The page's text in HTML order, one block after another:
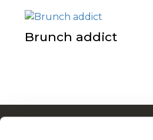
Brunch addict